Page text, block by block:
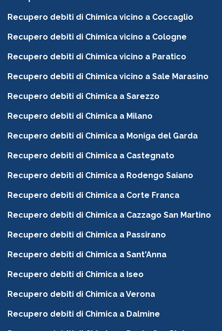
Recupero debiti di Chimica vicino a Coccaglio
Recupero debiti di Chimica vicino a Cologne
Recupero debiti di Chimica vicino a Paratico
Recupero debiti di Chimica vicino a Sale Marasino
Recupero debiti di Chimica a Sarezzo
Recupero debiti di Chimica a Milano
Recupero debiti di Chimica a Moniga del Garda
Recupero debiti di Chimica a Castegnato
Recupero debiti di Chimica a Rodengo Saiano
Recupero debiti di Chimica a Corte Franca
Recupero debiti di Chimica a Cazzago San Martino
Recupero debiti di Chimica a Passirano
Recupero debiti di Chimica a Sant'Anna
Recupero debiti di Chimica a Iseo
Recupero debiti di Chimica a Verona
Recupero debiti di Chimica a Dalmine